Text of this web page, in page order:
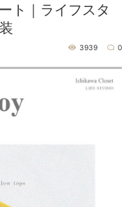
ト｜ライフスタ
3939 0